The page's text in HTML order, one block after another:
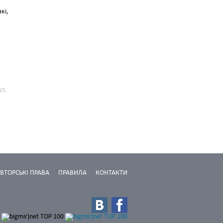
КОНТАКТИ
ПРАВИЛА
ПРАВА